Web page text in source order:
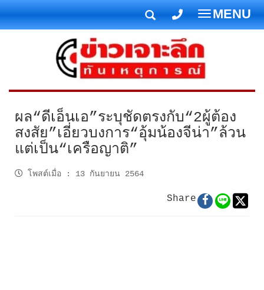
T
o
g
g
l
e
n
a
v
t
MENU
ผล“ดีเอ็นเอ”ระบุชัดตรงกับ“2ผู้ต้อง
สงสัย”เอี่ยวบงการ“อุ้มน้องจีน่า”ล้วน
แต่เป็น“เครือญาติ”
โพสต์เมื่อ : 13 กันยายน 2564
Share